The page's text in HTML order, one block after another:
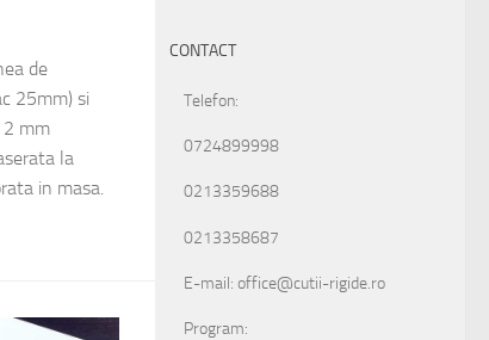
de
25mm) si
2 mm
la
in masa.
CONTACT
Telefon:
0724899998
0213359688
0213358687
E-mail: office@cutii-rigide.ro
Program: